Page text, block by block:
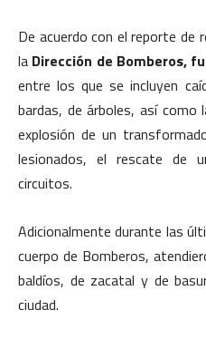
De acuerdo con el reporte de
la Dirección de Bomberos,
entre los que se incluyen
bardas, de árboles, así como
explosión de un
lesionados, el rescate de
circuitos.
Adicionalmente durante las
cuerpo de Bomberos,
baldíos, de zacatal y de
ciudad.